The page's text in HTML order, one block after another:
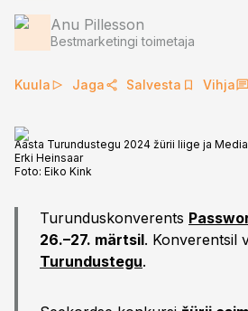
Anu Pillesson
Bestmarketingi toimetaja
Kuula Jaga Salvesta Vihja
Aasta Turundustegu 2024 žürii liige ja
Erki Heinsaar
Foto: Eiko Kink
Turunduskonverents
26.–27. märtsil. Konverentsil
Turundustegu.